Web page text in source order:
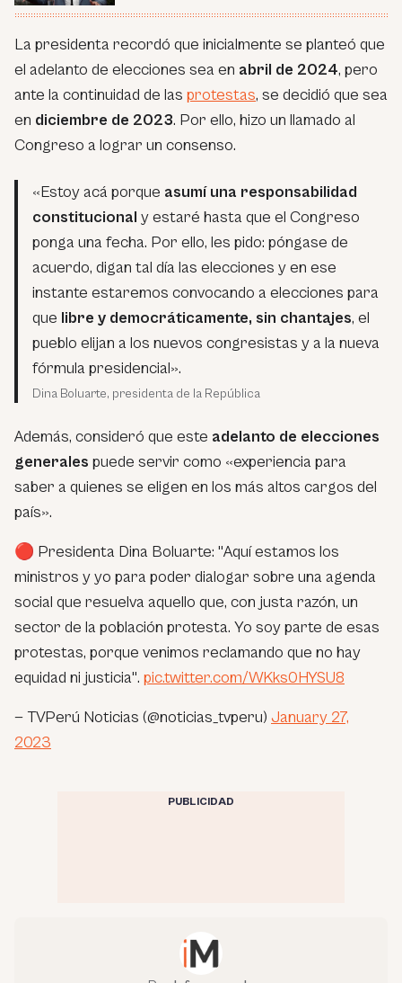
La presidenta recordó que inicialmente se planteó que
el adelanto de elecciones sea en abril de 2024, pero
ante la continuidad de las protestas, se decidió que sea
en diciembre de 2023. Por ello, hizo un llamado al
Congreso a lograr un consenso.
«Estoy acá porque asumí una responsabilidad
constitucional y estaré hasta que el Congreso
ponga una fecha. Por ello, les pido: póngase de
acuerdo, digan tal día las elecciones y en ese
instante estaremos convocando a elecciones para
que libre y democráticamente, sin chantajes, el
pueblo elijan a los nuevos congresistas y a la nueva
fórmula presidencial».
Dina Boluarte, presidenta de la República
Además, consideró que este adelanto de elecciones
generales puede servir como «experiencia para
saber a quienes se eligen en los más altos cargos del
país».
🔴 Presidenta Dina Boluarte: "Aquí estamos los
ministros y yo para poder dialogar sobre una agenda
social que resuelva aquello que, con justa razón, un
sector de la población protesta. Yo soy parte de esas
protestas, porque venimos reclamando que no hay
equidad ni justicia". pic.twitter.com/WKks0HYSU8
— TVPerú Noticias (@noticias_tvperu) January 27,
2023
PUBLICIDAD